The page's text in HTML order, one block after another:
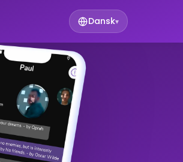
Dansk▾